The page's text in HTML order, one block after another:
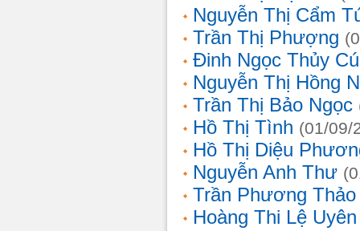
Nguyễn Thị Cẩm
Trần Thị Phượng
Đinh Ngọc Thủy
Nguyễn Thị Hồng
Trần Thị Bảo Ngọc
Hồ Thị Tình (01/09/
Hồ Thị Diệu
Nguyễn Anh Thư
Trần Phương Thảo
Hoàng Thi Lệ Uyên